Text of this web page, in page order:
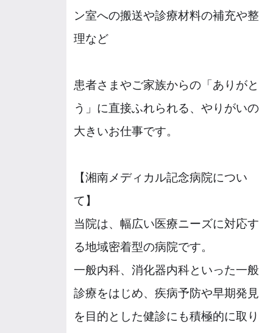
ン室への搬送や診療材料の補充や整
理など
患者さまやご家族からの「ありがと
う」に直接ふれられる、やりがいの
大きいお仕事です。
【湘南メディカル記念病院につい
て】
当院は、幅広い医療ニーズに対応す
る地域密着型の病院です。
一般内科、消化器内科といった一般
診療をはじめ、疾病予防や早期発見
を目的とした健診にも積極的に取り